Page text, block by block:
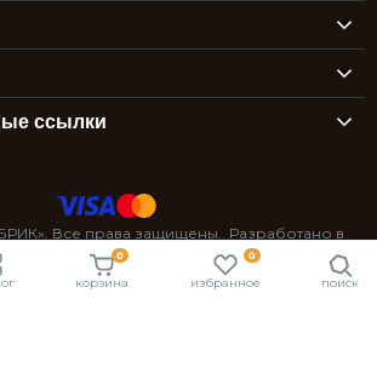
ссылки
Все права защищены.. Разработано в
0
корзина
0
избранное поиск